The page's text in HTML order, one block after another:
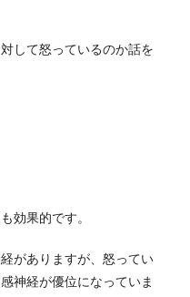
して怒っているのか話を
効果的です。
がありますが、怒ってい
神経が優位になっていま